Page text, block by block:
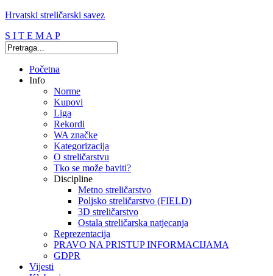
Hrvatski streličarski savez
S I T E M A P
Početna
Info
Norme
Kupovi
Liga
Rekordi
WA značke
Kategorizacija
O streličarstvu
Tko se može baviti?
Discipline
Metno streličarstvo
Poljsko streličarstvo (FIELD)
3D streličarstvo
Ostala streličarska natjecanja
Reprezentacija
PRAVO NA PRISTUP INFORMACIJAMA
GDPR
Vijesti